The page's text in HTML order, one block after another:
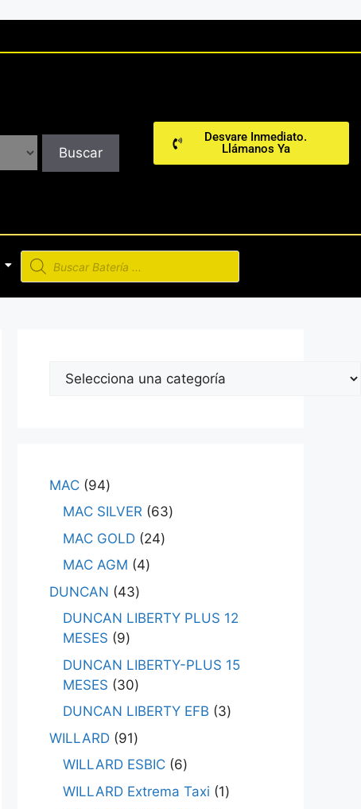
Buscar
Desvare Inmediato.
Llámanos Ya
MAC 94
MAC SILVER 63
MAC GOLD 24
MAC AGM
4
DUNCAN
43
DUNCAN LIBERTY PLUS 12
MESES
9
DUNCAN LIBERTY-PLUS 15
MESES
30
DUNCAN LIBERTY EFB
3
WILLARD 91
WILLARD ESBIC 6
WILLARD Extrema Taxi
1